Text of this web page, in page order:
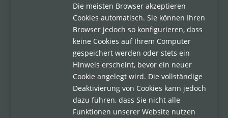
Die meisten Browser akzeptieren
Cookies automatisch. Sie können Ihren
Browser jedoch so konfigurieren, dass
keine Cookies auf Ihrem Computer
gespeichert werden oder stets ein
Hinweis erscheint, bevor ein neuer
Cookie angelegt wird. Die vollständige
Deaktivierung von Cookies kann jedoch
dazu führen, dass Sie nicht alle
Funktionen unserer Website nutzen